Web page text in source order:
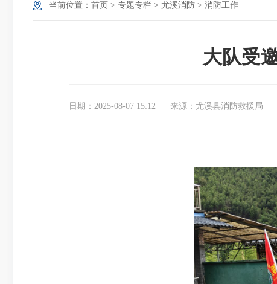
当前位置： 首页 > 专题专栏 > 尤溪消防 > 消防工作
大队受
日期：2025-08-07 15:12 来源：尤溪县消防救援局